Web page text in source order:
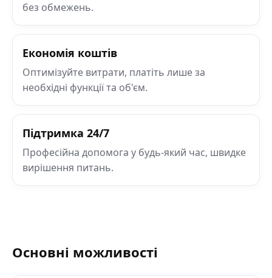
без обмежень.
Економія коштів
Оптимізуйте витрати, платіть лише за
необхідні функції та об'єм.
Підтримка 24/7
Професійна допомога у будь-який час, швидке
вирішення питань.
Основні можливості